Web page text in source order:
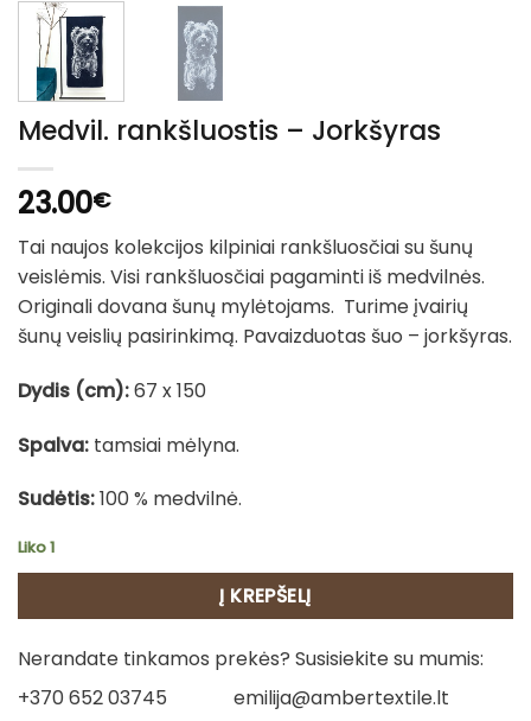
Medvil. rankšluostis – Jorkšyras
23.00€
Tai naujos kolekcijos kilpiniai rankšluosčiai su šunų
veislėmis. Visi rankšluosčiai pagaminti iš medvilnės.
Originali dovana šunų mylėtojams. Turime įvairių
šunų veislių pasirinkimą. Pavaizduotas šuo – jorkšyras.
Dydis (cm):67 x 150
Spalva: tamsiai mėlyna.
Sudėtis:100 % medvilnė.
Liko 1
Į KREPŠELĮ
Nerandate tinkamos prekės? Susisiekite su mumis:
+370 652 03745
emilija@ambertextile.lt